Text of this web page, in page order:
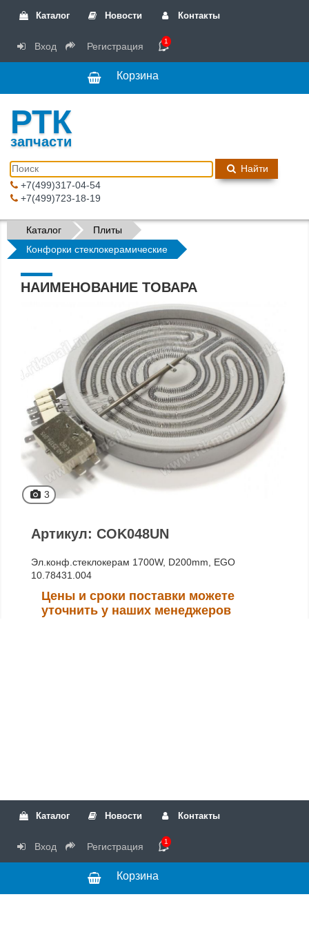
Каталог Новости Контакты
Вход Регистрация 1
Корзина
РТК
запчасти
Найти
+7(499)317-04-54
+7(499)723-18-19
Каталог
Плиты
Конфорки стеклокерамические
НАИМЕНОВАНИЕ ТОВАРА
3
Артикул: COK048UN
Эл.конф.стеклокерам 1700W, D200mm, EGO
10.78431.004
Цены и сроки поставки можете
уточнить у наших менеджеров
Каталог Новости Контакты
Вход Регистрация 1
Корзина